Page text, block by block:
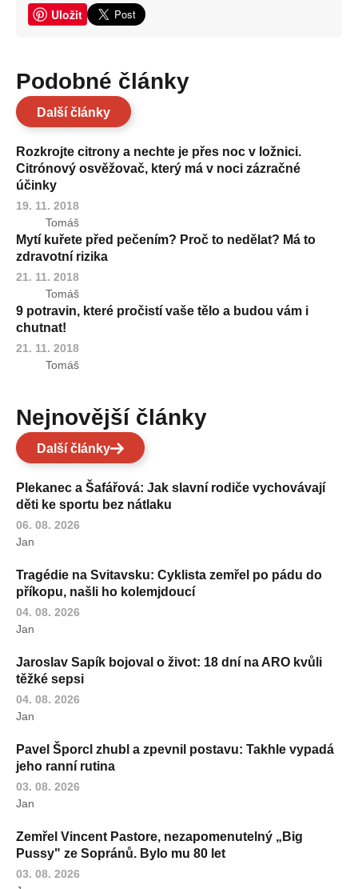
Uložit
Podobné články
Další články
Rozkrojte citrony a nechte je přes noc v ložnici.
Citrónový osvěžovač, který má v noci zázračné
účinky
19. 11. 2018
Tomáš
Mytí kuřete před pečením? Proč to nedělat? Má to
zdravotní rizika
21. 11. 2018
Tomáš
9 potravin, které pročistí vaše tělo a budou vám i
chutnat!
21. 11. 2018
Tomáš
Nejnovější články
Další články
Plekanec a Šafářová: Jak slavní rodiče vychovávají
děti ke sportu bez nátlaku
06. 08. 2026
Jan
Tragédie na Svitavsku: Cyklista zemřel po pádu do
příkopu, našli ho kolemjdoucí
04. 08. 2026
Jan
Jaroslav Sapík bojoval o život: 18 dní na ARO kvůli
těžké sepsi
04. 08. 2026
Jan
Pavel Šporcl zhubl a zpevnil postavu: Takhle vypadá
jeho ranní rutina
03. 08. 2026
Jan
Zemřel Vincent Pastore, nezapomenutelný „Big
Pussy" ze Sopránů. Bylo mu 80 let
03. 08. 2026